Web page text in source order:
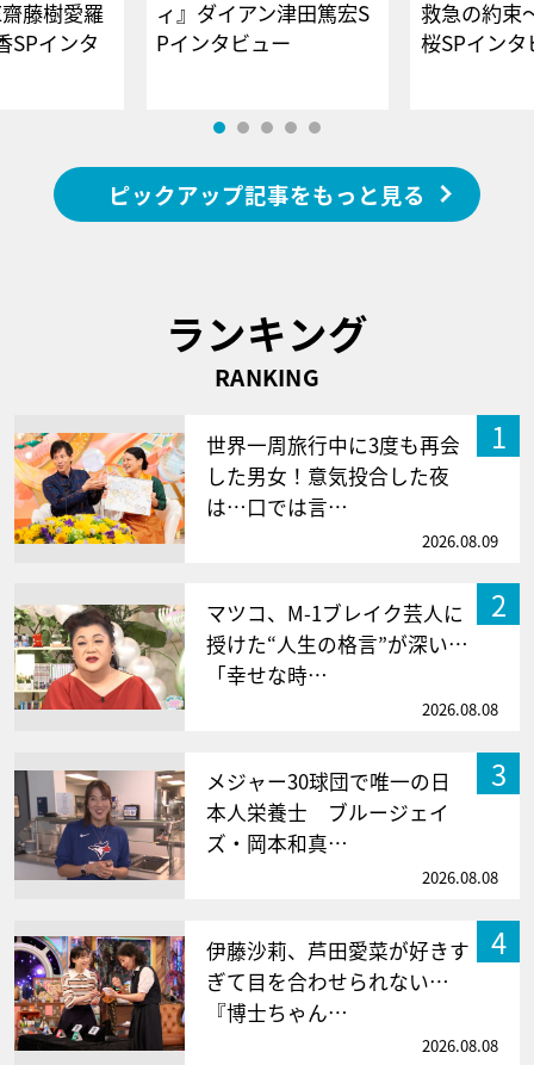
藤樹愛羅
SPインタ
ィ』ダイアン津田篤宏S
Pインタビュー
救急の約束
桜SPイ
ピックアップ記事をもっと見る
ランキング
RANKING
1
世界一周旅行中に3度も再会
した男女！意気投合した夜
は…口では言…
2026.08.09
2
マツコ、M-1ブレイク芸人に
授けた“人生の格言”が深い…
「幸せな時…
2026.08.08
3
メジャー30球団で唯一の日
本人栄養士 ブルージェイ
ズ・岡本和真…
2026.08.08
4
伊藤沙莉、芦田愛菜が好きす
ぎて目を合わせられない…
『博士ちゃん…
2026.08.08